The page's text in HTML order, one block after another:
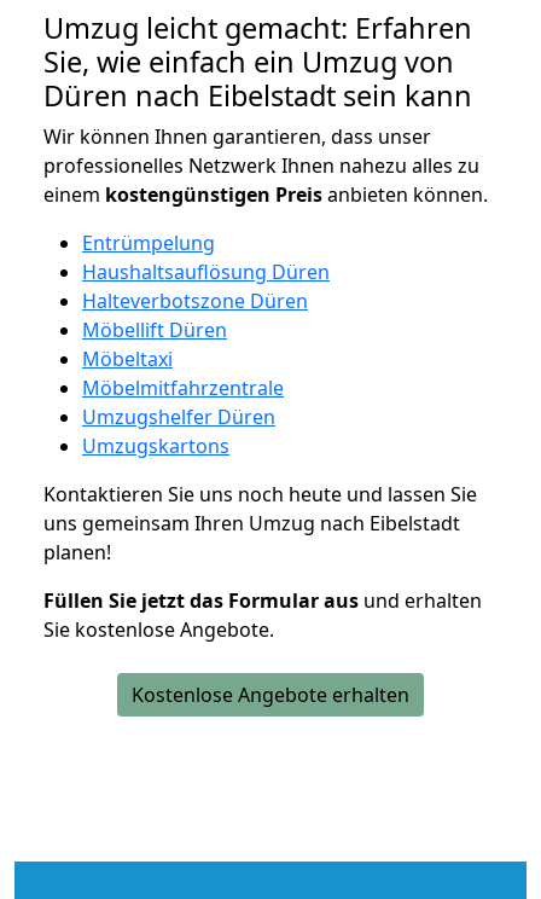
Umzug leicht gemacht: Erfahren
Sie, wie einfach ein Umzug von
Düren nach Eibelstadt sein kann
Wir können Ihnen garantieren, dass unser
professionelles Netzwerk Ihnen nahezu alles zu
einem kostengünstigen Preisanbieten können.
Entrümpelung
Haushaltsauflösung Düren
Halteverbotszone Düren
Möbellift Düren
Möbeltaxi
Möbelmitfahrzentrale
Umzugshelfer Düren
Umzugskartons
Kontaktieren Sie uns noch heute und lassen Sie
uns gemeinsam Ihren Umzug nach Eibelstadt
planen!
Füllen Sie jetzt das Formular aus und erhalten
Sie kostenlose Angebote.
Kostenlose Angebote erhalten